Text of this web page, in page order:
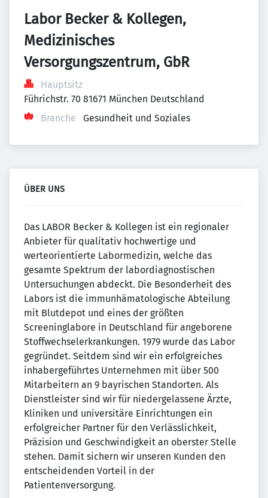
Labor Becker & Kollegen,
Medizinisches
Versorgungszentrum, GbR
Hauptsitz
Führichstr. 70 81671 München Deutschland
Branche
Gesundheit und Soziales
ÜBER UNS
Das LABOR Becker & Kollegen ist ein regionaler
Anbieter für qualitativ hochwertige und
werteorientierte Labormedizin, welche das
gesamte Spektrum der labordiagnostischen
Untersuchungen abdeckt. Die Besonderheit des
Labors ist die immunhämatologische Abteilung
mit Blutdepot und eines der größten
Screeninglabore in Deutschland für angeborene
Stoffwechselerkrankungen. 1979 wurde das Labor
gegründet. Seitdem sind wir ein erfolgreiches
inhabergeführtes Unternehmen mit über 500
Mitarbeitern an 9 bayrischen Standorten. Als
Dienstleister sind wir für niedergelassene Ärzte,
Kliniken und universitäre Einrichtungen ein
erfolgreicher Partner für den Verlässlichkeit,
Präzision und Geschwindigkeit an oberster Stelle
stehen. Damit sichern wir unseren Kunden den
entscheidenden Vorteil in der
Patientenversorgung.